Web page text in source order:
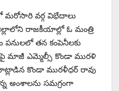
మరోసారి వర్గ విభేదాలు
రాజకీయాల్లో ఓ మంత్రి
తన కంపెనీలకు
మాజీ ఎమ్మెల్సీ కొండా మురళి
కొండా మురళీధర్‌ రావు
అంశాలను సమగ్రంగా